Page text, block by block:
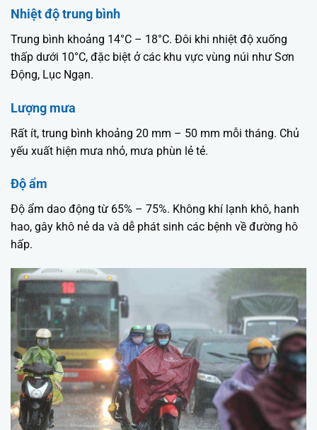
Nhiệt độ trung bình
Trung bình khoảng 14°C – 18°C. Đôi khi nhiệt độ xuống
thấp dưới 10°C, đặc biệt ở các khu vực vùng núi như Sơn
Động, Lục Ngạn.
Lượng mưa
Rất ít, trung bình khoảng 20 mm – 50 mm mỗi tháng. Chủ
yếu xuất hiện mưa nhỏ, mưa phùn lẻ tẻ.
Độ ẩm
Độ ẩm dao động từ 65% – 75%. Không khí lạnh khô, hanh
hao, gây khô nẻ da và dễ phát sinh các bệnh về đường hô
hấp.